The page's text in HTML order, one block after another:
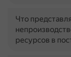
Что
ресурсов в